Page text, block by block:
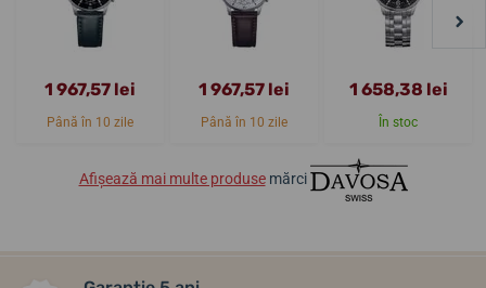
1 967,57 lei
Până în 10 zile
1 967,57 lei
Până în 10 zile
1 658,38 lei
În stoc
Afișează mai multe produsemărci